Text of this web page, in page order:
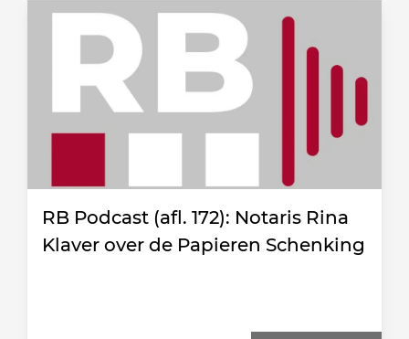
RB Podcast (afl. 172): Notaris Rina
Klaver over de Papieren Schenking